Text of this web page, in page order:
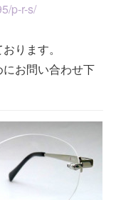
p-r-s/
ります。
お問い合わせ下